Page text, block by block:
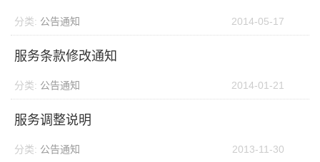
分类: 公告通知 2014-05-17
服务条款修改通知
分类: 公告通知 2014-01-21
服务调整说明
分类: 公告通知 2013-11-30